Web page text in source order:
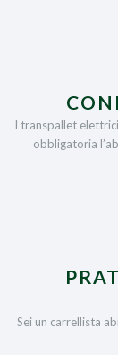
I transpallet
obbligatoria
Sei un carrellista